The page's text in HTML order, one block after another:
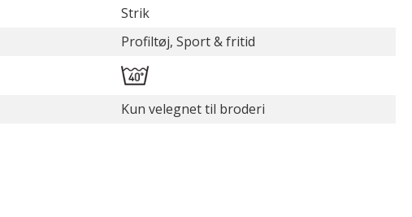
Strik
Profiltøj, Sport & fritid
Kun velegnet til broderi